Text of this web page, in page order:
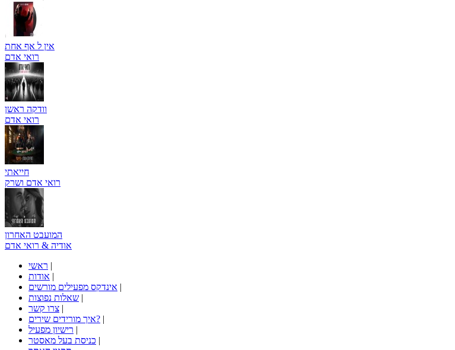
אין ל אף אחת
רואי אדם
וודקה ראשן
רואי אדם
חייאתי
רואי אדם ושרק
המועבט האחרון
אודיה & רואי אדם
ראשי |
אודות |
אינדקס מפעילים מורשים |
שאלות נפוצות |
צרו קשר |
איך מורידים שירים? |
רישיון מפעיל |
כניסת בעל מאסטר |